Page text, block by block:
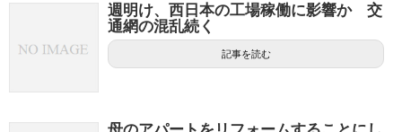
週明け、西日本の工場稼働に影響か 交
通網の混乱続く
記事を読む